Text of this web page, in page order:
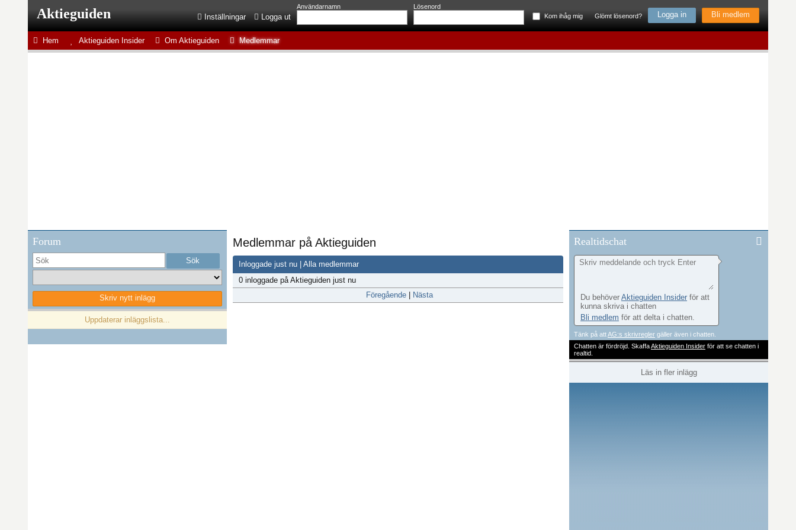
Aktieguiden Användarnamn
Lösenord
Kom ihåg mig
Glömt lösenord? Bli medlem
Inställningar Logga ut
Hem Aktieguiden Insider Om Aktieguiden Medlemmar
Forum
Skriv nytt inlägg
Uppdaterar inläggslista...
1
Medlemmar på Aktieguiden
Inloggade just nu
Alla medlemmar
0 inloggade på Aktieguiden just nu
Föregående
Nästa
Realtidschat
Du behöver Aktieguiden Insider för att
kunna skriva i chatten
Bli medlem för att delta i chatten.
Tänk på attAG:s skrivregler gäller även i chatten.
Chatten är fördröjd. SkaffaAktieguiden Insider för att se chatten i
realtid.
Läs in fler inlägg